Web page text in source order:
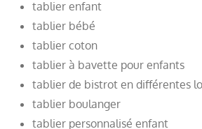
tablier enfant
tablier bébé
tablier coton
tablier à bavette pour enfants
tablier de bistrot en différentes
tablier boulanger
tablier personnalisé enfant